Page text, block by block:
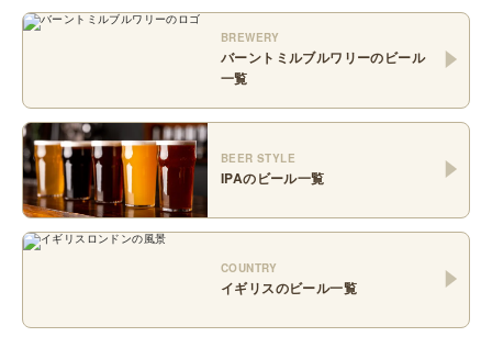
BREWERY
バーントミルブルワリーのビール
一覧
BEER STYLE
IPAのビール一覧
COUNTRY
イギリスのビール一覧